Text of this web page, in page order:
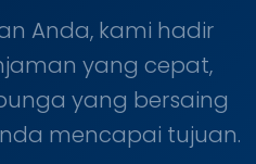
Anda, kami hadir
yang cepat,
yang bersaing
mencapai tujuan.